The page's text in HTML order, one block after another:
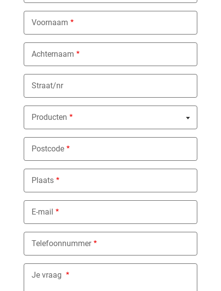
Voornaam
Achternaam
Straat/nr
Producten
Nothing selected
Postcode
Plaats
E-mail
Telefoonnummer
Je vraag